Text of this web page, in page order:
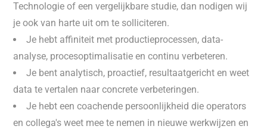
Technologie of een vergelijkbare studie, dan nodigen wij
je ook van harte uit om te solliciteren.
Je hebt affiniteit met productieprocessen, data-
analyse, procesoptimalisatie en continu verbeteren.
Je bent analytisch, proactief, resultaatgericht en weet
data te vertalen naar concrete verbeteringen.
Je hebt een coachende persoonlijkheid die operators
en collega's weet mee te nemen in nieuwe werkwijzen en